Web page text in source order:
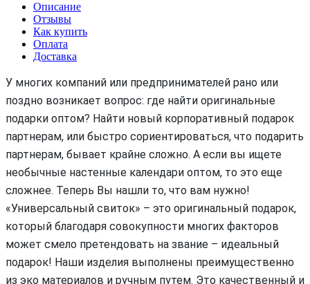
Описание
Отзывы
Как купить
Оплата
Доставка
У многих компаний или предпринимателей рано или
поздно возникает вопрос: где найти оригинальные
подарки оптом? Найти новый корпоративный подарок
партнерам, или быстро сориентироваться, что подарить
партнерам, бывает крайне сложно. А если вы ищете
необычные настенные календари оптом, то это еще
сложнее. Теперь Вы нашли то, что вам нужно!
«Универсальный свиток» – это оригинальный подарок,
который благодаря совокупности многих факторов
может смело претендовать на звание – идеальный
подарок! Наши изделия выполнены преимущественно
из эко материалов и ручным путем. Это качественный и